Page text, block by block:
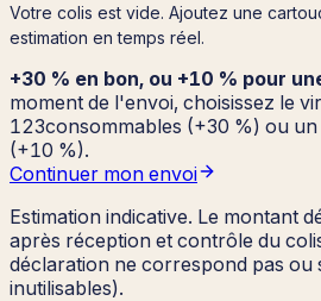
Votre colis est vide. Ajoutez une
estimation en temps réel.
+30 % en bon, ou +10 % pour
moment de l'envoi, choisissez le
123consommables (+30 %) ou
(+10 %).
Continuer mon envoi
Estimation indicative. Le montant
après réception et contrôle du
déclaration ne correspond pas ou
inutilisables).